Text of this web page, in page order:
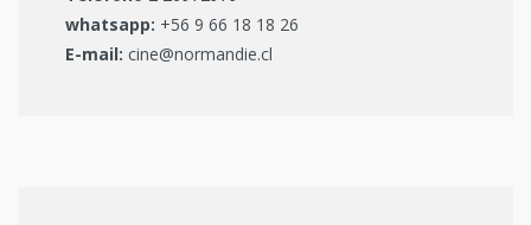
whatsapp: +56 9 66 18 18 26
E-mail: cine@normandie.cl